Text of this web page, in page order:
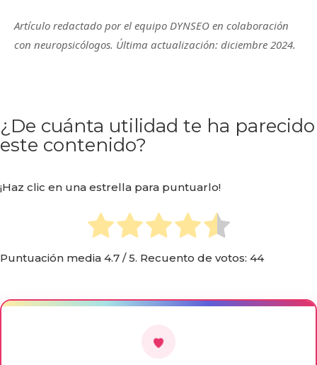
Artículo redactado por el equipo DYNSEO en colaboración
con neuropsicólogos. Última actualización: diciembre 2024.
¿De cuánta utilidad te ha parecido
este contenido?
¡Haz clic en una estrella para puntuarlo!
Puntuación media 4.7 / 5. Recuento de votos: 44